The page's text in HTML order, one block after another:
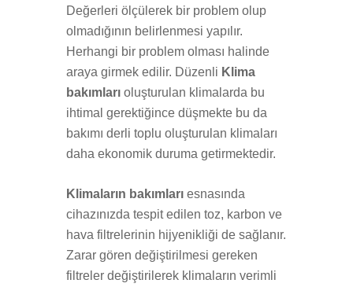
Değerleri ölçülerek bir problem olup
olmadığının belirlenmesi yapılır.
Herhangi bir problem olması halinde
araya girmek edilir. Düzenli Klima
bakımları oluşturulan klimalarda bu
ihtimal gerektiğince düşmekte bu da
bakımı derli toplu oluşturulan klimaları
daha ekonomik duruma getirmektedir.
Klimaların bakımları esnasında
cihazınızda tespit edilen toz, karbon ve
hava filtrelerinin hijyenikliği de sağlanır.
Zarar gören değiştirilmesi gereken
filtreler değiştirilerek klimaların verimli